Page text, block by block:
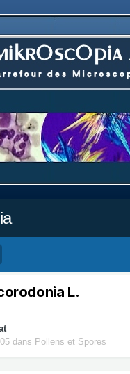
L.
dans Pollens et Spores